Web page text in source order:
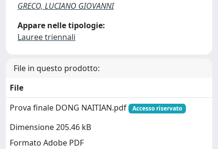
GRECO, LUCIANO GIOVANNI
Appare nelle tipologie:
Lauree triennali
File in questo prodotto:
File
Prova finale DONG NAITIAN.pdf
Accesso riservato
Dimensione 205.46 kB
Formato Adobe PDF